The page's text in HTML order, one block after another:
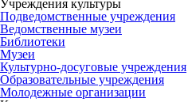
Учреждения культуры
Подведомственные учреждения
Ведомственные музеи
Библиотеки
Музеи
Культурно-досуговые учреждения
Образовательные учреждения
Молодежные организации